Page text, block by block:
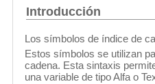
Introducción
Los símbolos de índice de
Estos símbolos se utilizan
cadena. Esta sintaxis
una variable de tipo Alfa o